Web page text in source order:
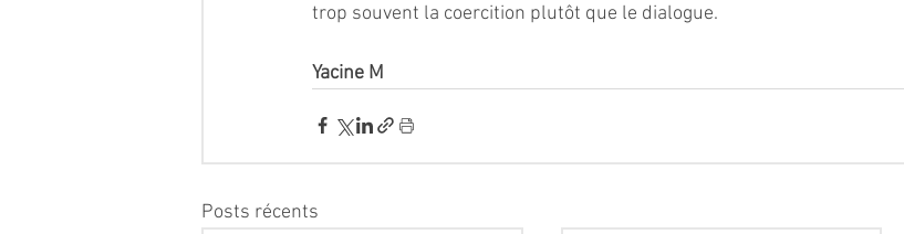
trop souvent la coercition plutôt que le dialogue.
Yacine M
Posts récents